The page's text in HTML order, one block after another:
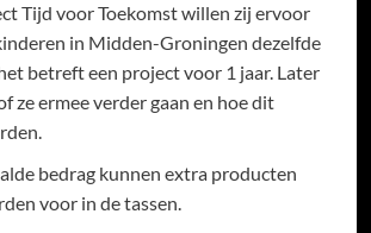
Tijd voor Toekomst willen zij ervoor
in Midden-Groningen dezelfde
betreft een project voor 1 jaar. Later
ze ermee verder gaan en hoe dit
bedrag kunnen extra producten
voor in de tassen.